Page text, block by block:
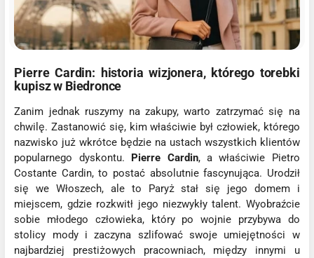
Pierre Cardin: historia wizjonera, którego torebki
kupisz w Biedronce
Zanim jednak ruszymy na zakupy, warto zatrzymać się na
chwilę. Zastanowić się, kim właściwie był człowiek, którego
nazwisko już wkrótce będzie na ustach wszystkich klientów
popularnego dyskontu.
Pierre Cardin, a właściwie Pietro
Costante Cardin, to postać absolutnie fascynująca. Urodził
się we Włoszech, ale to Paryż stał się jego domem i
miejscem, gdzie rozkwitł jego niezwykły talent. Wyobraźcie
sobie młodego człowieka, który po wojnie przybywa do
stolicy mody i zaczyna szlifować swoje umiejętności w
najbardziej prestiżowych pracowniach, między innymi u